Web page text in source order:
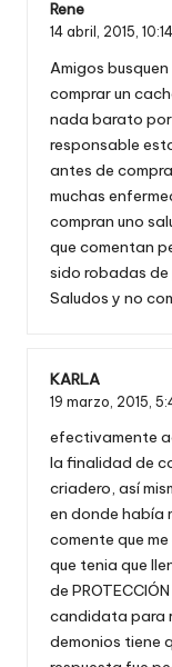
Rene
14 abril, 2015,
Amigos
comprar un
nada barato
responsable
antes de
muchas
compran uno
que comentan
sido robadas de
Saludos y no
KARLA
19 marzo, 2015,
efectivamente
la finalidad de
criadero, así
en donde había
comente que
que tenia que
de
candidata para
demonios tiene